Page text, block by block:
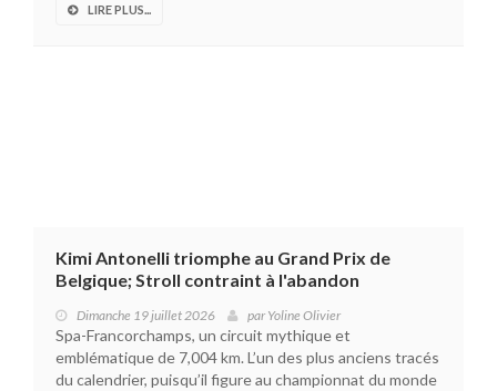
LIRE PLUS...
Kimi Antonelli triomphe au Grand Prix de
Belgique; Stroll contraint à l'abandon
Dimanche 19 juillet 2026 par Yoline Olivier
Spa-Francorchamps, un circuit mythique et
emblématique de 7,004 km. L’un des plus anciens tracés
du calendrier, puisqu’il figure au championnat du monde